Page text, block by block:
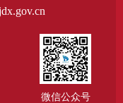
微信公众号